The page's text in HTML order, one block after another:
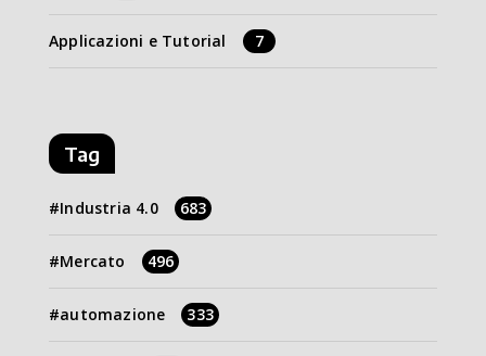
Applicazioni e Tutorial 7
Tag
Industria 4.0 683
Mercato 496
automazione 333